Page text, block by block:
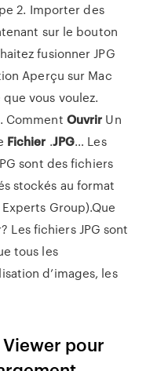
2. Importer des
sur le bouton
fusionner JPG
Aperçu sur Mac
vous voulez.
Comment Ouvrir Un
Fichier .JPG… Les
sont des fichiers
stockés au format
Group).Que
Les fichiers JPG sont
tous les
d’images, les
Viewer pour